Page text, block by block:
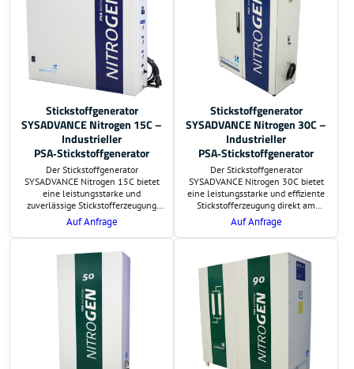
Stickstoffgenerator
SYSADVANCE Nitrogen 15C –
Industrieller
PSA‑Stickstoffgenerator
Der Stickstoffgenerator
SYSADVANCE Nitrogen 15C bietet
eine leistungsstarke und
zuverlässige Stickstofferzeugung
direkt am Einsatzort. Auf Wunsch
übernehmen wir die Lieferung und
schlüsselfertige Montage. Preis und
Lieferzeit sind auf Anfrage.
Zusätzlich erstellen wir eine
Berechnung der
Investitionsrentabilität.
Auf Anfrage
Stickstoffgenerator
SYSADVANCE Nitrogen 30C –
Industrieller
PSA‑Stickstoffgenerator
Der Stickstoffgenerator
SYSADVANCE Nitrogen 30C bietet
eine leistungsstarke und effiziente
Stickstofferzeugung direkt am
Einsatzort. Auf Wunsch
übernehmen wir die Lieferung und
schlüsselfertige Montage. Preis und
Lieferzeit sind auf Anfrage.
Zusätzlich erstellen wir eine
Berechnung der
Investitionsrentabilität.
Auf Anfrage